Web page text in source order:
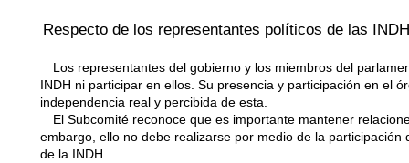
Respecto de los representantes políticos de las
Los representantes del gobierno y los miembros del
INDH ni participar en ellos. Su presencia y participación en el
independencia real y percibida de esta.
El Subcomité reconoce que es importante mantener
embargo, ello no debe realizarse por medio de la
de la INDH.